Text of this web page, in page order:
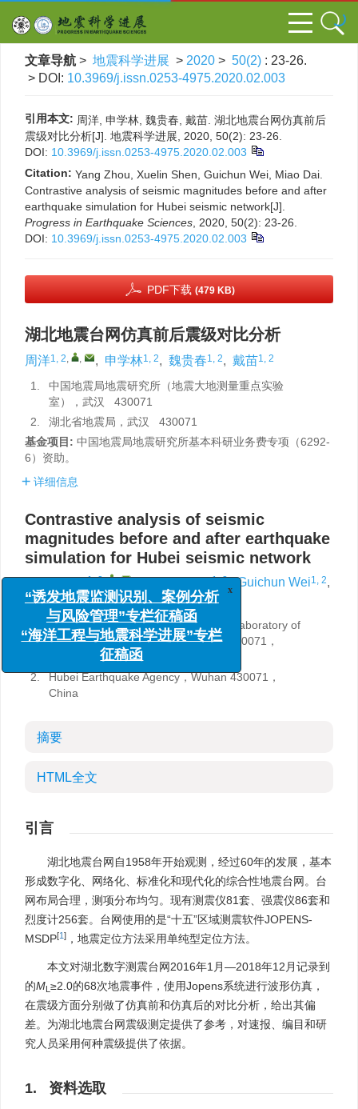
文章导航 > 地震科学进展 > 2020 > 50(2) : 23-26.
> DOI: 10.3969/j.issn.0253-4975.2020.02.003
引用本文: 周洋, 申学林, 魏贵春, 戴苗. 湖北地震台网仿真前后
震级对比分析[J]. 地震科学进展, 2020, 50(2): 23-26.
DOI: 10.3969/j.issn.0253-4975.2020.02.003
Citation: Yang Zhou, Xuelin Shen, Guichun Wei, Miao Dai.
Contrastive analysis of seismic magnitudes before and after
earthquake simulation for Hubei seismic network[J].
Progress in Earthquake Sciences , 2020, 50(2): 23-26.
DOI: 10.3969/j.issn.0253-4975.2020.02.003
PDF下载 (479 KB)
湖北地震台网仿真前后震级对比分析
周洋1, 2, , , 申学林1, 2, 魏贵春1, 2, 戴苗1, 2
1.
中国地震局地震研究所（地震大地测量重点实验
室），武汉 430071
2.
湖北省地震局，武汉 430071
基金项目: 中国地震局地震研究所基本科研业务费专项（6292-
6）资助。
详细信息
Contrastive analysis of seismic
magnitudes before and after earthquake
simulation for Hubei seismic network
Yang Zhou1, 2, , , Xuelin Shen1, 2, Guichun Wei1, 2,
Miao Dai1, 2
1.
Institute of Seismology，CEA （Key Laboratory of
Seismological Geodesy），Wuhan 430071，
China
2.
Hubei Earthquake Agency，Wuhan 430071，
China
摘要
HTML全文
引言
湖北地震台网自1958年开始观测，经过60年的发展，基本
形成数字化、网络化、标准化和现代化的综合性地震台网。台
网布局合理，测项分布均匀。现有测震仪81套、强震仪86套和
烈度计256套。台网使用的是“十五”区域测震软件JOPENS-
MSDP[1] ，地震定位方法采用单纯型定位方法。
本文对湖北数字测震台网2016年1月—2018年12月记录到
的ML ≥2.0的68次地震事件，使用Jopens系统进行波形仿真，
在震级方面分别做了仿真前和仿真后的对比分析，给出其偏
差。为湖北地震台网震级测定提供了参考，对速报、编目和研
究人员采用何种震级提供了依据。
1. 资料选取
“诱发地震监测识别、案例分析
与风险管理”专栏征稿函
“海洋工程与地震科学进展”专栏
征稿函